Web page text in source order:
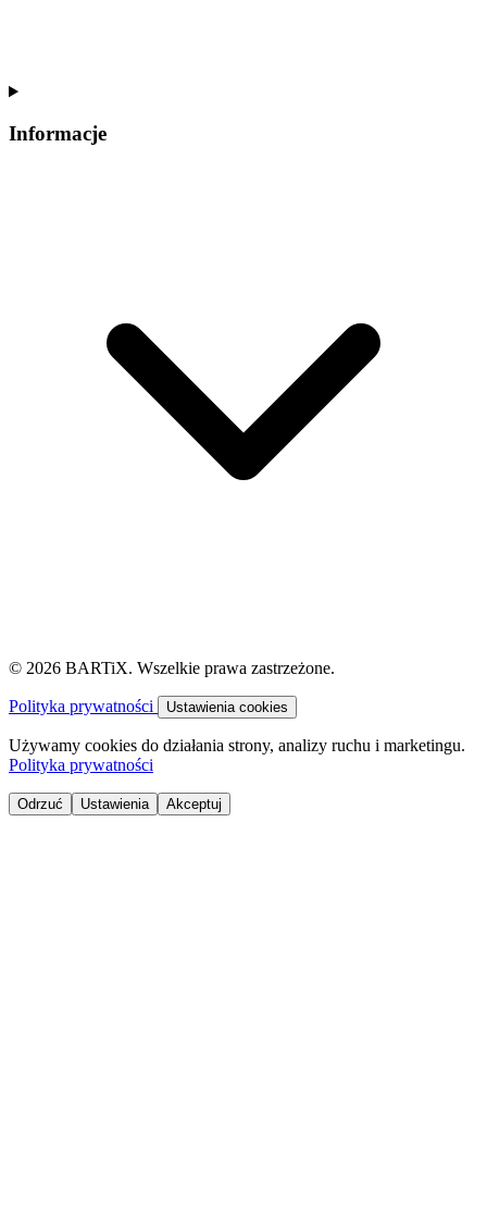
Informacje
© 2026 BARTiX. Wszelkie prawa zastrzeżone.
Polityka prywatności Ustawienia cookies
Używamy cookies do działania strony, analizy ruchu i marketingu.
Polityka prywatności
Odrzuć Ustawienia Akceptuj